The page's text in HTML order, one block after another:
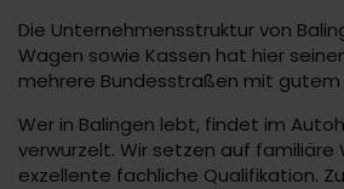
Die Unternehmensstruktur von
Wagen sowie Kassen hat hier
mehrere Bundesstraßen mit gutem
Wer in Balingen lebt, findet im
verwurzelt. Wir setzen auf
exzellente fachliche Qualifikation.